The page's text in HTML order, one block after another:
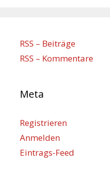
RSS – Beiträge
RSS – Kommentare
Meta
Registrieren
Anmelden
Eintrags-Feed